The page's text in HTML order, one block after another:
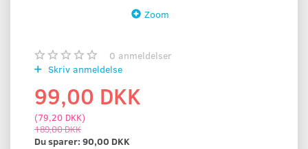
Zoom
0 anmeldelser
Skriv anmeldelse
99,00 DKK
(79,20 DKK)
189,00 DKK
Du sparer: 90,00 DKK